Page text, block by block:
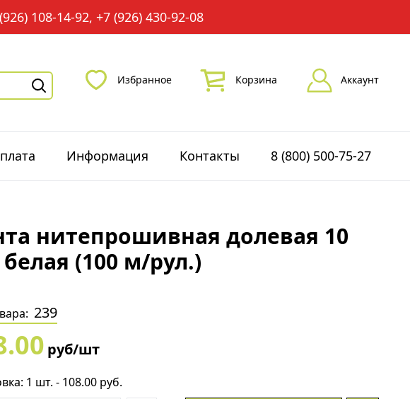
108-14-92, +7 (926) 430-92-08
Избранное Корзина Аккаунт
Информация Контакты 8 (800) 500-75-27
нитепрошивная долевая 10
(100 м/рул.)
239
руб/шт
1 шт. - 108.00 руб.